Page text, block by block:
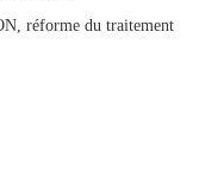
réforme du traitement